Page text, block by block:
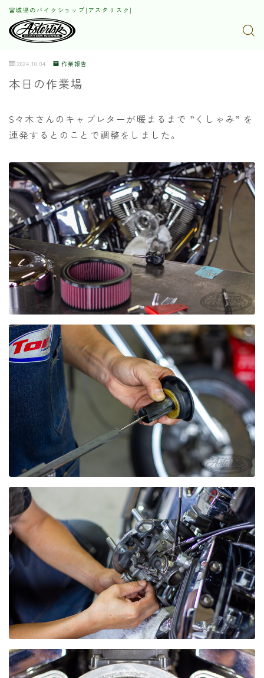
宮城県のバイクショップ[アスタリスク]
2024.10.04 作業報告
本日の作業場
S々木さんのキャブレターが暖まるまで ”くしゃみ” を
連発するとのことで調整をしました。